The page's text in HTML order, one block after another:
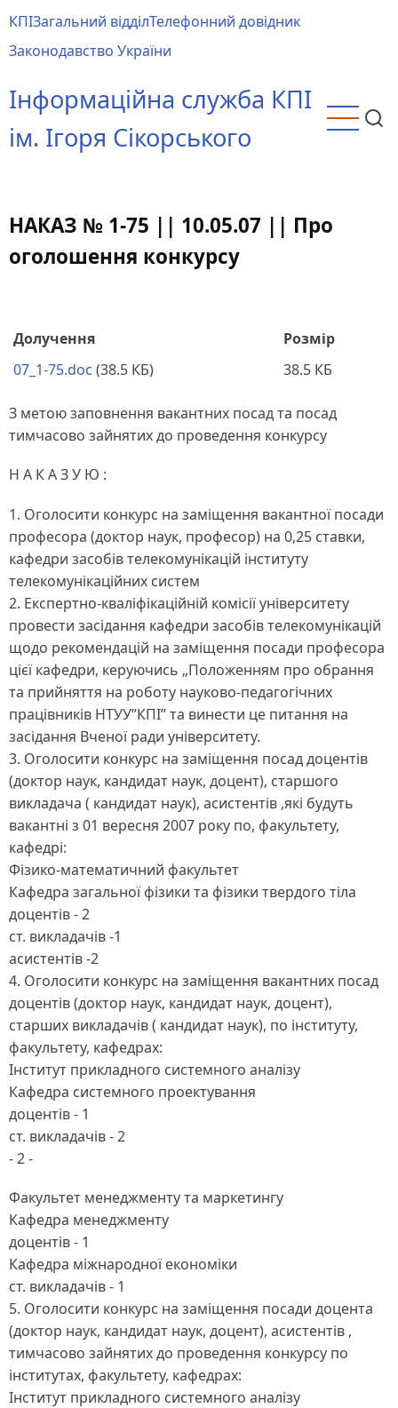
до
основного
КПІЗагальний відділТелефонний довідник
Законодавство України
Інформаційна служба КПІ
ім. Ігоря Сікорського
НАКАЗ № 1-75 || 10.05.07 || Про
оголошення конкурсу
Долучення
Розмір
07_1-75.doc (38.5 КБ) 38.5 КБ
З метою заповнення вакантних посад та посад
тимчасово зайнятих до проведення конкурсу
Н А К А З У Ю :
1. Оголосити конкурс на заміщення вакантної посади
професора (доктор наук, професор) на 0,25 ставки,
кафедри засобів телекомунікацій інституту
телекомунікаційних систем
2. Експертно-кваліфікаційній комісії університету
провести засідання кафедри засобів телекомунікацій
щодо рекомендацій на заміщення посади професора
цієї кафедри, керуючись „Положенням про обрання
та прийняття на роботу науково-педагогічних
працівників НТУУ”КПІ” та винести це питання на
засідання Вченої ради університету.
3. Оголосити конкурс на заміщення посад доцентів
(доктор наук, кандидат наук, доцент), старшого
викладача ( кандидат наук), асистентів ,які будуть
вакантні з 01 вересня 2007 року по, факультету,
кафедрі:
Фізико-математичний факультет
Кафедра загальної фізики та фізики твердого тіла
доцентів - 2
ст. викладачів -1
асистентів -2
4. Оголосити конкурс на заміщення вакантних посад
доцентів (доктор наук, кандидат наук, доцент),
старших викладачів ( кандидат наук), по інституту,
факультету, кафедрах:
Інститут прикладного системного аналізу
Кафедра системного проектування
доцентів - 1
ст. викладачів - 2
- 2 -
Факультет менеджменту та маркетингу
Кафедра менеджменту
доцентів - 1
Кафедра міжнародної економіки
ст. викладачів - 1
5. Оголосити конкурс на заміщення посади доцента
(доктор наук, кандидат наук, доцент), асистентів ,
тимчасово зайнятих до проведення конкурсу по
інститутах, факультету, кафедрах:
Інститут прикладного системного аналізу